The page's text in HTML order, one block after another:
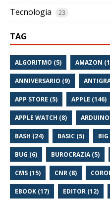
Tecnologia 23
TAG
ALGORITMO (5) AMAZON
ANNIVERSARIO (9)
APP STORE (5) APPLE (146)
APPLE WATCH (8)
BASH (24) BASIC (5)
BUG (6) BUROCRAZIA (5)
CMS (15) CNR (8)
EBOOK (17) EDITOR (12)